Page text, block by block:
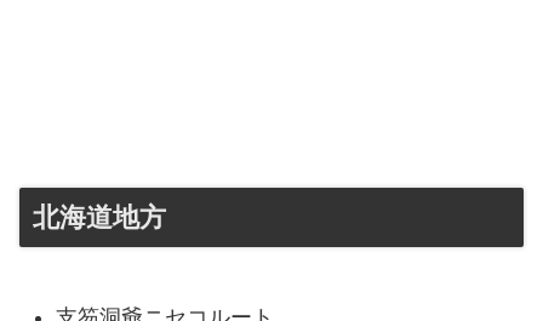
北海道地方